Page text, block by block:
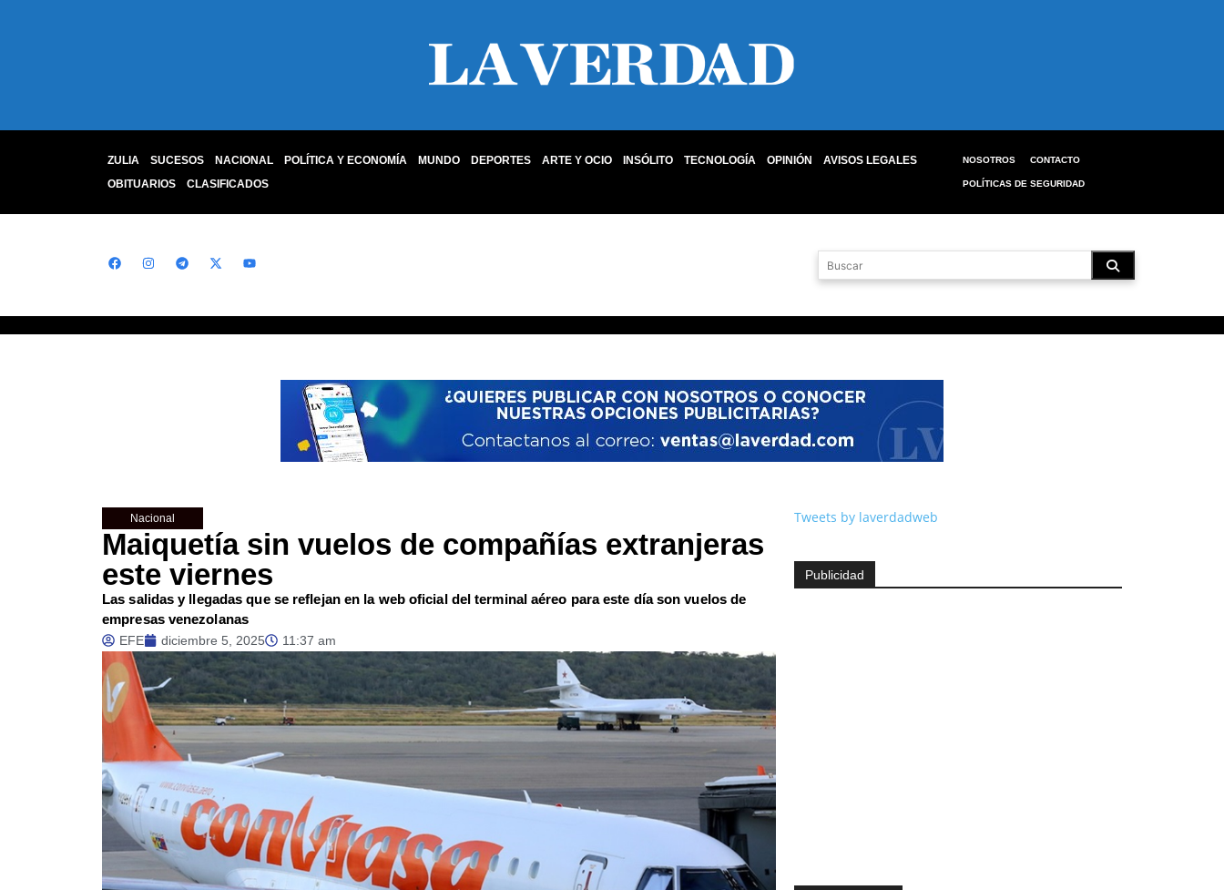
ZULIA SUCESOS NACIONAL POLÍTICA Y ECONOMÍA MUNDO DEPORTES ARTE Y OCIO INSÓLITO TECNOLOGÍA OPINIÓN
AVISOS LEGALES
OBITUARIOS
CLASIFICADOS
NOSOTROS CONTACTO
POLÍTICAS DE SEGURIDAD
Nacional
Maiquetía sin vuelos de compañías extranjeras
este viernes
Las salidas y llegadas que se reflejan en la web oficial del terminal aéreo para este día son vuelos de
empresas venezolanas
EFE diciembre 5, 2025 11:37 am
Tweets by laverdadweb
Publicidad